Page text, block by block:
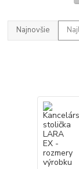
Najnovšie